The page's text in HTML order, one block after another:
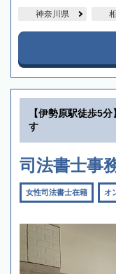
神奈川県
【伊勢原駅徒歩5
す
司法書士事
女性司法書士在籍 オ